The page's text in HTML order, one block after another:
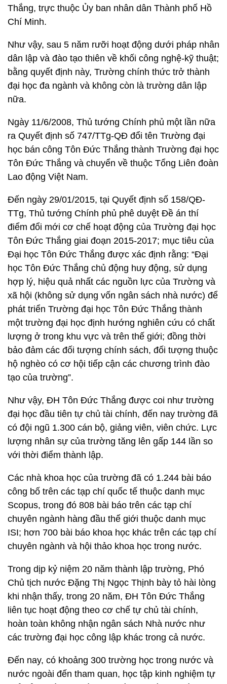
Thắng, trực thuộc Ủy ban nhân dân Thành phố Hồ
Chí Minh.
Như vậy, sau 5 năm rưỡi hoạt động dưới pháp nhân
dân lập và đào tạo thiên về khối công nghệ-kỹ thuật;
bằng quyết định này, Trường chính thức trở thành
đại học đa ngành và không còn là trường dân lập
nữa.
Ngày 11/6/2008, Thủ tướng Chính phủ một lần nữa
ra Quyết định số 747/TTg-QĐ đổi tên Trường đại
học bán công Tôn Đức Thắng thành Trường đại học
Tôn Đức Thắng và chuyển về thuộc Tổng Liên đoàn
Lao động Việt Nam.
Đến ngày 29/01/2015, tại Quyết định số 158/QĐ-
TTg, Thủ tướng Chính phủ phê duyệt Đề án thí
điểm đổi mới cơ chế hoạt động của Trường đại học
Tôn Đức Thắng giai đoạn 2015-2017; mục tiêu của
Đại học Tôn Đức Thắng được xác định rằng: “Đại
học Tôn Đức Thắng chủ động huy động, sử dụng
hợp lý, hiệu quả nhất các nguồn lực của Trường và
xã hội (không sử dụng vốn ngân sách nhà nước) để
phát triển Trường đại học Tôn Đức Thắng thành
một trường đại học định hướng nghiên cứu có chất
lượng ở trong khu vực và trên thế giới; đồng thời
bảo đảm các đối tượng chính sách, đối tượng thuộc
hộ nghèo có cơ hội tiếp cận các chương trình đào
tạo của trường”.
Như vậy, ĐH Tôn Đức Thắng được coi như trường
đại học đầu tiên tự chủ tài chính, đến nay trường đã
có đội ngũ 1.300 cán bộ, giảng viên, viên chức. Lực
lượng nhân sự của trường tăng lên gấp 144 lần so
với thời điểm thành lập.
Các nhà khoa học của trường đã có 1.244 bài báo
công bố trên các tạp chí quốc tế thuộc danh mục
Scopus, trong đó 808 bài báo trên các tạp chí
chuyên ngành hàng đầu thế giới thuộc danh mục
ISI; hơn 700 bài báo khoa học khác trên các tạp chí
chuyên ngành và hội thảo khoa học trong nước.
Trong dịp kỷ niệm 20 năm thành lập trường, Phó
Chủ tịch nước Đặng Thị Ngọc Thịnh bày tỏ hài lòng
khi nhận thấy, trong 20 năm, ĐH Tôn Đức Thắng
liên tục hoạt động theo cơ chế tự chủ tài chính,
hoàn toàn không nhận ngân sách Nhà nước như
các trường đại học công lập khác trong cả nước.
Đến nay, có khoảng 300 trường học trong nước và
nước ngoài đến tham quan, học tập kinh nghiệm tự